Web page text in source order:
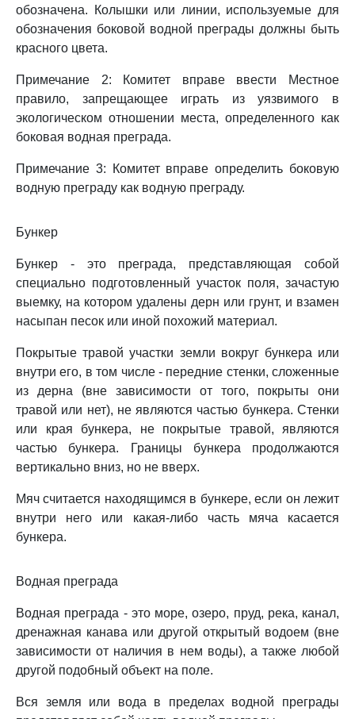
обозначена. Колышки или линии, используемые для
обозначения боковой водной преграды должны быть
красного цвета.
Примечание 2: Комитет вправе ввести Местное
правило, запрещающее играть из уязвимого в
экологическом отношении места, определенного как
боковая водная преграда.
Примечание 3: Комитет вправе определить боковую
водную преграду как водную преграду.
Бункер
Бункер - это преграда, представляющая собой
специально подготовленный участок поля, зачастую
выемку, на котором удалены дерн или грунт, и взамен
насыпан песок или иной похожий материал.
Покрытые травой участки земли вокруг бункера или
внутри его, в том числе - передние стенки, сложенные
из дерна (вне зависимости от того, покрыты они
травой или нет), не являются частью бункера. Стенки
или края бункера, не покрытые травой, являются
частью бункера. Границы бункера продолжаются
вертикально вниз, но не вверх.
Мяч считается находящимся в бункере, если он лежит
внутри него или какая-либо часть мяча касается
бункера.
Водная преграда
Водная преграда - это море, озеро, пруд, река, канал,
дренажная канава или другой открытый водоем (вне
зависимости от наличия в нем воды), а также любой
другой подобный объект на поле.
Вся земля или вода в пределах водной преграды